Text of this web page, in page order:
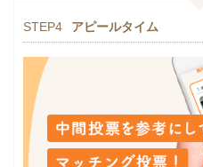
STEP4 アピールタイム